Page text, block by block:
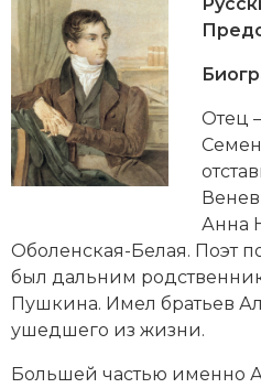
Генеалогия, геральдика
Государство и право
Европа
Империи
Историческая
История материальной и
История международных
История, философия,
исторического знания
Отец
Анна
Оболенская-Белая. Поэт
был дальним
Пушкина. Имел братьев
ушедшего из жизни.
Большей частью именно